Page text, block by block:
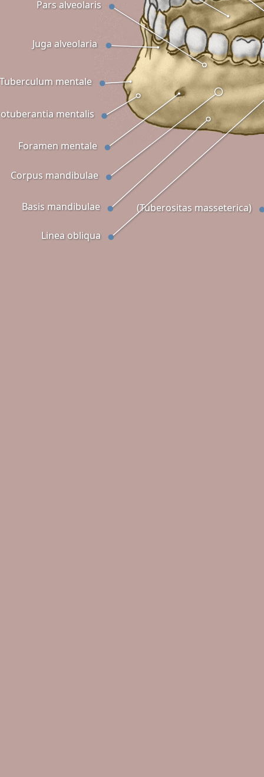
Juga alveolaria
(Tuberositas masseterica)
Pars alveolaris
Linea obliqua
Foramen mentale
Tuberculum mentale
mentalis
Basis mandibulae
Corpus mandibulae